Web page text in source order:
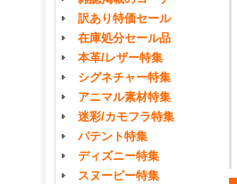
訳あり特価セール
在庫処分セール品
本革/レザー特集
シグネチャー特集
アニマル素材特集
迷彩/カモフラ特集
パテント特集
ディズニー特集
スヌーピー特集